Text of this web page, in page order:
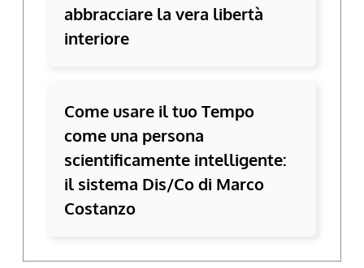
abbracciare la vera libertà
interiore
Come usare il tuo Tempo
come una persona
scientificamente intelligente:
il sistema Dis/Co di Marco
Costanzo